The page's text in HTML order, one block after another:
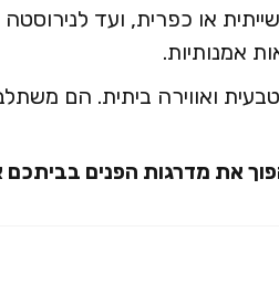
או כפרית, ועד לנירוסטה
אמנותיות.
ואווירה ביתית. הם
את מדרגות הפנים